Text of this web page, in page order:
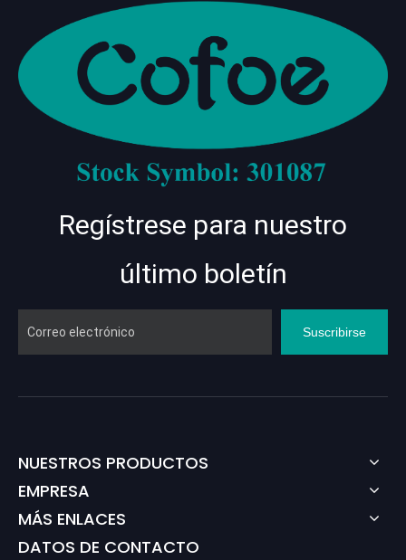
Regístrese para nuestro
último boletín
Suscribirse
NUESTROS PRODUCTOS
EMPRESA
MÁS ENLACES
DATOS DE CONTACTO